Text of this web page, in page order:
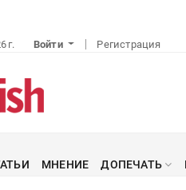
г. Войти Регистрация
МНЕНИЕ ДОПЕЧАТЬ